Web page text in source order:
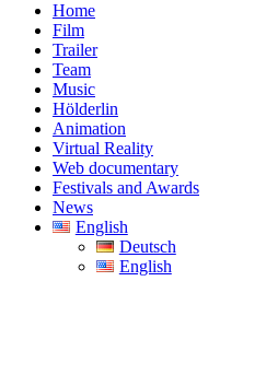
Home
Film
Trailer
Team
Music
Hölderlin
Animation
Virtual Reality
Web documentary
Festivals and Awards
News
English
Deutsch
English